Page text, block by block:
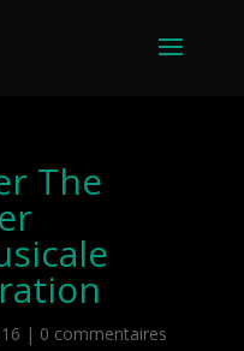
The
| 0 commentaires